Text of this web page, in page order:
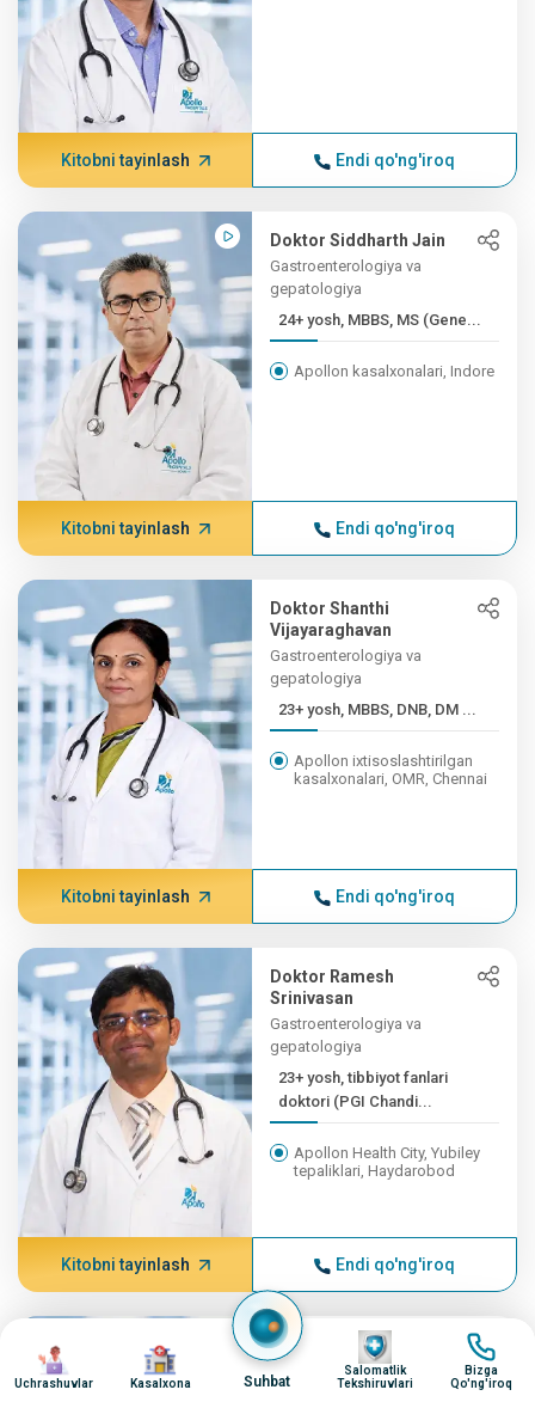
Kitobni tayinlash Endi qo'ng'iroq
Doktor Siddharth Jain
Gastroenterologiya va
gepatologiya
24+ yosh, MBBS, MS (Gene...
Apollon kasalxonalari, Indore
Kitobni tayinlash Endi qo'ng'iroq
Doktor Shanthi
Vijayaraghavan
Gastroenterologiya va
gepatologiya
23+ yosh, MBBS, DNB, DM ...
Apollon ixtisoslashtirilgan
kasalxonalari, OMR, Chennai
Kitobni tayinlash Endi qo'ng'iroq
Doktor Ramesh
Srinivasan
Gastroenterologiya va
gepatologiya
23+ yosh, tibbiyot fanlari
doktori (PGI Chandi...
Apollon Health City, Yubiley
tepaliklari, Haydarobod
Kitobni tayinlash Endi qo'ng'iroq
Doktor Raghu DK
Gastroenterologiya va
gepatologiya
surat
Uchrashuvlar
surat
Kasalxona Suhbat
surat
Salomatlik
Tekshiruvlari
surat
Bizga
Qo'ng'iroq